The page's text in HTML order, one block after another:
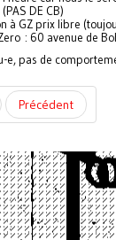
DE CB)
à GZ prix libre
: 60 avenue de
e, pas de
Précédent